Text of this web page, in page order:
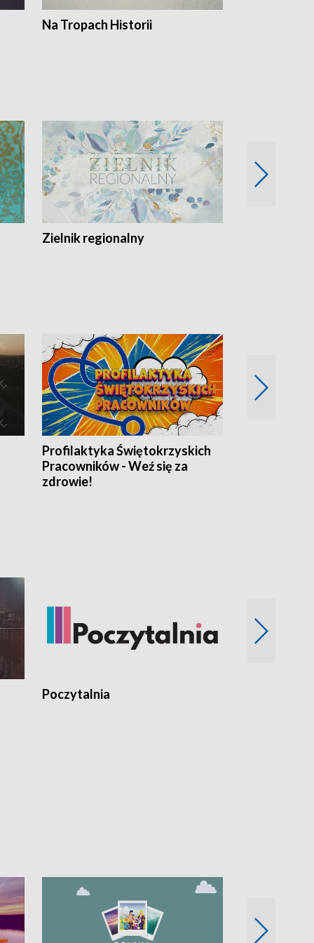
Na Tropach Historii
Zielnik regionalny
Profilaktyka Świętokrzyskich
Pracowników - Weź się za
zdrowie!
Poczytalnia